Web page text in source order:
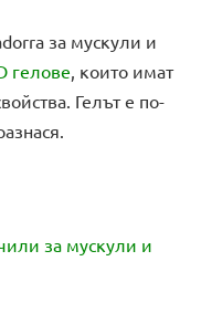
за мускули и
гелове, които имат
Гелът е по-
за мускули и